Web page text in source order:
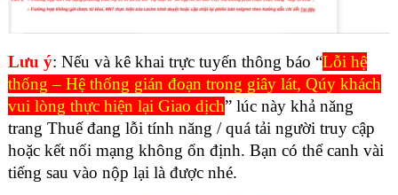
Lưu ý: Nếu và kê khai trực tuyến thông báo “Lỗi hệ
thống – Hệ thống gián đoạn trong giây lát, Qúy khách
vui lòng thực hiện lại Giao dịch” lúc này khả năng
trang Thuế đang lỗi tính năng / quá tải người truy cập
hoặc kết nối mạng không ổn định. Bạn có thể canh vài
tiếng sau vào nộp lại là được nhé.